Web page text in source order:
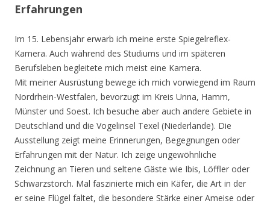
Erfahrungen
Im 15. Lebensjahr erwarb ich meine erste Spiegelreflex-
Kamera. Auch während des Studiums und im späteren
Berufsleben begleitete mich meist eine Kamera.
Mit meiner Ausrüstung bewege ich mich vorwiegend im Raum
Nordrhein-Westfalen, bevorzugt im Kreis Unna, Hamm,
Münster und Soest. Ich besuche aber auch andere Gebiete in
Deutschland und die Vogelinsel Texel (Niederlande). Die
Ausstellung zeigt meine Erinnerungen, Begegnungen oder
Erfahrungen mit der Natur. Ich zeige ungewöhnliche
Zeichnung an Tieren und seltene Gäste wie Ibis, Löffler oder
Schwarzstorch. Mal faszinierte mich ein Käfer, die Art in der
er seine Flügel faltet, die besondere Stärke einer Ameise oder